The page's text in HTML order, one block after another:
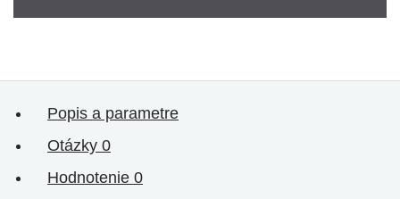
Popis a parametre
Otázky 0
Hodnotenie 0